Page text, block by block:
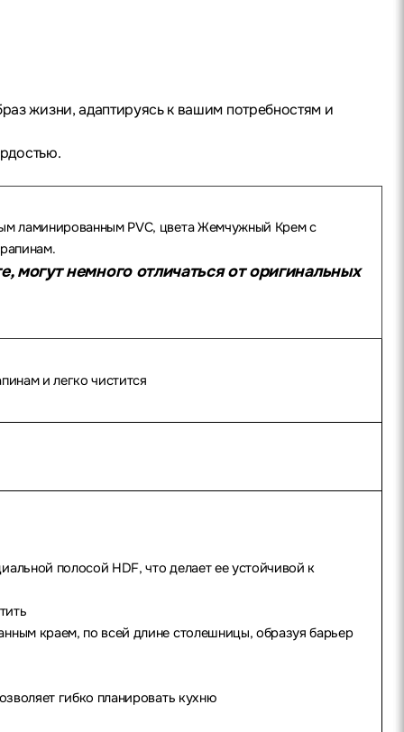
жизни, адаптируясь к вашим потребностям и
ламинированным PVC, цвета Жемчужный Крем с
могут немного отличаться от оригинальных
и легко чистится
полосой HDF, что делает ее устойчивой к
краем, по всей длине столешницы, образуя барьер
гибко планировать кухню